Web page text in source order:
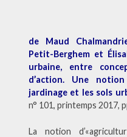
de Maud
Petit-Berghem et
urbaine, entre
d’action. Une
jardinage et les sols
n° 101, printemps 2017,
La notion